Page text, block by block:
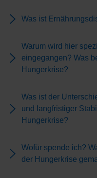
Was ist
Warum wird hier
eingegangen? Was
Hungerkrise?
Was ist der
und langfristiger
Hungerkrise?
Wofür spende ich?
der Hungerkrise